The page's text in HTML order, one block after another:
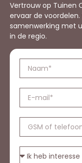
Vertrouw op Tuinen
ervaar de
samenwerking met
in de regio.